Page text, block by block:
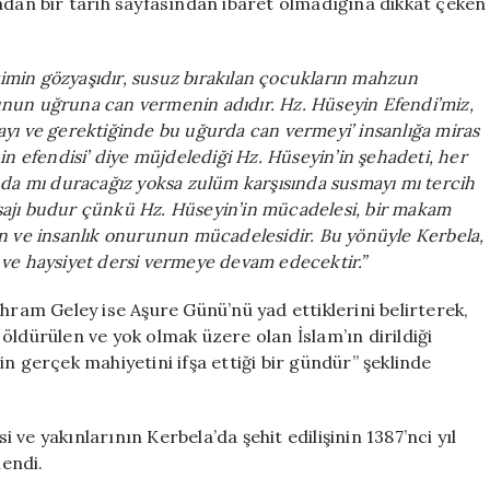
gözyaşıdır, susuz bırakılan çocukların mahzun
uğruna can vermenin adıdır. Hz. Hüseyin Efendi’miz,
ve gerektiğinde bu uğurda can vermeyi’ insanlığa miras
efendisi’ diye müjdelediği Hz. Hüseyin’in şehadeti, her
mı duracağız yoksa zulüm karşısında susmayı mı tercih
budur çünkü Hz. Hüseyin’in mücadelesi, bir makam
insanlık onurunun mücadelesidir. Bu yönüyle Kerbela,
haysiyet dersi vermeye devam edecektir.”
Geley ise Aşure Günü’nü yad ettiklerini belirterek,
ve yok olmak üzere olan İslam’ın dirildiği
gerçek mahiyetini ifşa ettiği bir gündür” şeklinde
yakınlarının Kerbela’da şehit edilişinin 1387’nci yıl